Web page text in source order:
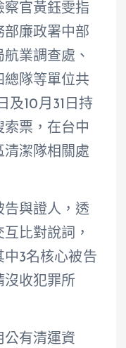
察官黃鈺雯指
廉政署中部
業調查處、
總隊等單位共
及10月31日持
票，在台中
清潔隊相關處
告與證人，透
比對說詞，
3名核心被告
沒收犯罪所
公有清運資